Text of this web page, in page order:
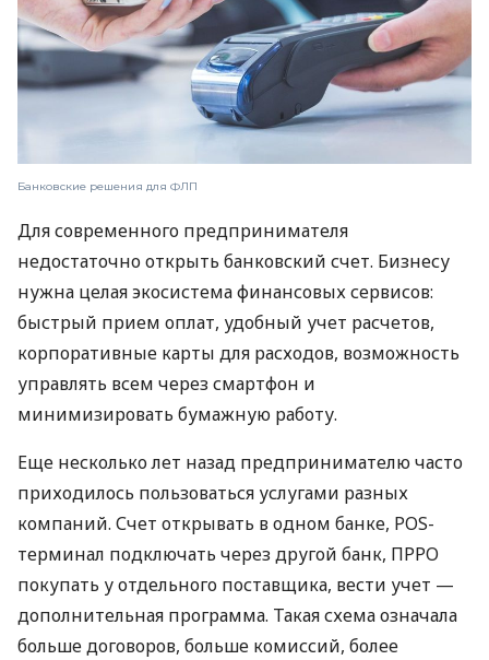
Банковские решения для ФЛП
Для современного предпринимателя
недостаточно открыть банковский счет. Бизнесу
нужна целая экосистема финансовых сервисов:
быстрый прием оплат, удобный учет расчетов,
корпоративные карты для расходов, возможность
управлять всем через смартфон и
минимизировать бумажную работу.
Еще несколько лет назад предпринимателю часто
приходилось пользоваться услугами разных
компаний. Счет открывать в одном банке, POS-
терминал подключать через другой банк, ПРРО
покупать у отдельного поставщика, вести учет —
дополнительная программа. Такая схема означала
больше договоров, больше комиссий, более